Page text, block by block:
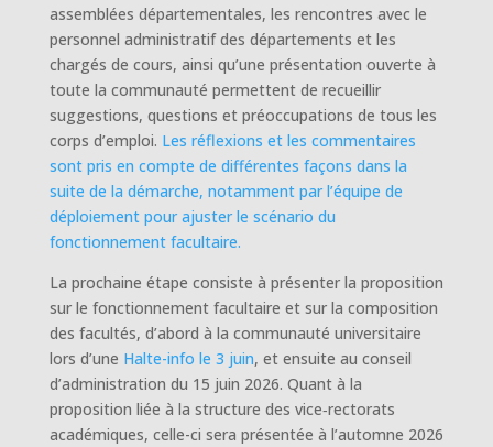
assemblées départementales, les rencontres avec le
personnel administratif des départements et les
chargés de cours, ainsi qu’une présentation ouverte à
toute la communauté permettent de recueillir
suggestions, questions et préoccupations de tous les
corps d’emploi. Les réflexions et les commentaires
sont pris en compte de différentes façons dans la
suite de la démarche, notamment par l’équipe de
déploiement pour ajuster le scénario du
fonctionnement facultaire.
La prochaine étape consiste à présenter la proposition
sur le fonctionnement facultaire et sur la composition
des facultés, d’abord à la communauté universitaire
lors d’une Halte-info le 3 juin, et ensuite au conseil
d’administration du 15 juin 2026. Quant à la
proposition liée à la structure des vice‑rectorats
académiques, celle-ci sera présentée à l’automne 2026